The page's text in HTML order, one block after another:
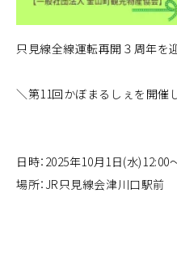
只見線全線運転再開３周年を
＼第11回かぼまるしぇを開催
日時：2025年10月1日(水)12:00
場所：JR只見線会津川口駅前